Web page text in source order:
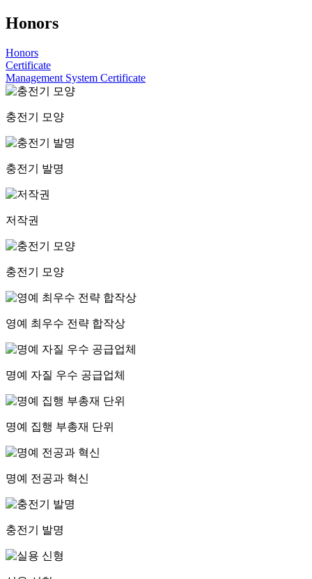
Honors
Honors
Certificate
Management System Certificate
충전기 모양
충전기 발명
저작권
충전기 모양
영예 최우수 전략 합작상
명예 자질 우수 공급업체
명예 집행 부총재 단위
명예 전공과 혁신
충전기 발명